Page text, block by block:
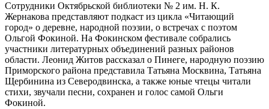
Сотрудники Октябрьской библиотеки № 2 им. Н. К.
Жернакова представляют подкаст из цикла «Читающий
город» о деревне, народной поэзии, о встречах с поэтом
Ольгой Фокиной. На Фокинском фестивале собрались
участники литературных объединений разных районов
области. Леонид Житов рассказал о Пинеге, народную поэзию
Приморского района представила Татьяна Москвина, Татьяна
Щербинина из Северодвинска, а также юные чтецы читали
стихи, звучали песни, сохранен и голос самой Ольги
Фокиной.